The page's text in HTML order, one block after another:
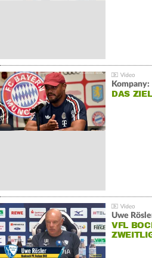
Kompany:
DAS
Uwe
VFL